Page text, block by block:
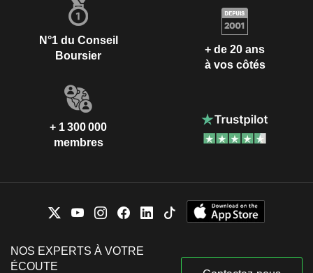
N°1 du Conseil
Boursier
+ de 20 ans
à vos côtés
+ 1 300 000
membres
NOS EXPERTS À VOTRE
ÉCOUTE